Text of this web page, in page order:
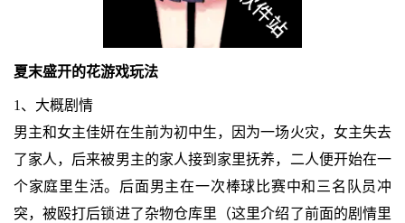
夏末盛开的花游戏玩法
1、大概剧情
男主和女主佳妍在生前为初中生，因为一场火灾，女主失去
了家人，后来被男主的家人接到家里抚养，二人便开始在一
个家庭里生活。后面男主在一次棒球比赛中和三名队员冲
突，被殴打后锁进了杂物仓库里（这里介绍了前面的剧情里